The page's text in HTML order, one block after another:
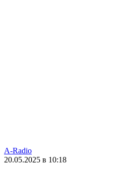
A-Radio
20.05.2025 в 10:18